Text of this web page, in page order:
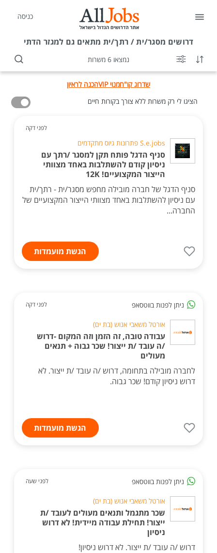
כניסה
דרושים מסגר/ית / רתך/ית מתאים גם למגזר הדתי
נמצאו 6 משרות
שדרוג קו"חמנוי VIP
הכנה לראיון
הציגו לי רק משרות ללא צורך בקורות חיים
לפני דקה
S.e.jobs פתרונות גיוס מתקדמים
סניף הדגל פותח תקן למסגר /רתך עם
ניסיון קודם להשתלבות באחד מצוותי
הייצור המקצועיים! 12K
סניף הדגל של חברה מובילה מחפש מסגר/ית - רתך/ית
עם ניסיון להשתלבות באחד מצוותי הייצור המקצועיים של
החברה...
הגשת מועמדות
ניתן לפנות בווטסאפ לפני דקה
אורטל משאבי אנוש (בת ים)
עבודה טובה, זה הזמן וזה המקום -דרוש
/ה עובד /ת ייצור! שכר גבוה + תנאים
מעולים
לחברה מובילה בתחומה, דרוש /ה עובד /ת ייצור. לא
דרוש ניסיון קודם! שכר גבוה.
הגשת מועמדות
ניתן לפנות בווטסאפ לפני שעה
אורטל משאבי אנוש (בת ים)
שכר מתגמל ותנאים מעולים לעובד /ת
ייצור! תחילת עבודה מיידית! לא דרוש
ניסיון
דרוש /ה עובד /ת ייצור. לא דרוש ניסיון!